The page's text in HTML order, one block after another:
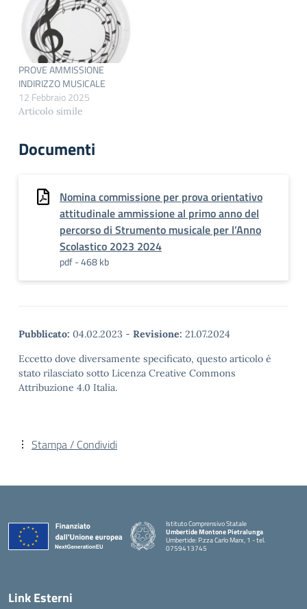
Quest'anno abbiamo
introdotto altri percorsi,
tra cui il Gioco dell'Oca e
la Caccia al tesoro al
Museo, modi diversi per…
PROVE AMMISSIONE
INDIRIZZO MUSICALE
12 Febbraio 2025
Articolo simile
Documenti
Nomina commissione per prova orientativo
attitudinale ammissione al primo anno del
percorso di Strumento musicale per l’Anno
Scolastico 2023 2024
pdf - 468 kb
Pubblicato: 04.02.2023 - Revisione: 21.07.2024
Eccetto dove diversamente specificato, questo articolo è
stato rilasciato sotto Licenza Creative Commons
Attribuzione 4.0 Italia.
Stampa / Condividi
Istituto Comprensivo Statale
Umbertide Montone Pietralunga
Umbertide: P.zza Carlo Marx, 1 - tel.
0759413745
Link Esterni